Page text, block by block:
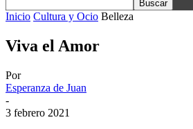
Inicio Cultura y Ocio Belleza
Viva el Amor
Por
Esperanza de Juan
-
3 febrero 2021